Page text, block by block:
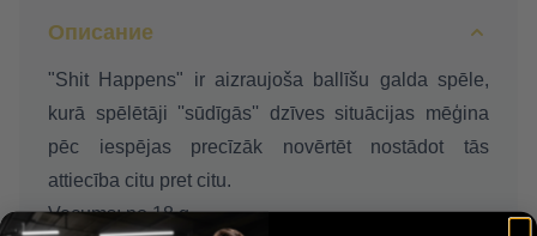
Описание
"Shit Happens" ir aizraujoša ballīšu galda spēle,
kurā spēlētāji ''sūdīgās'' dzīves situācijas mēģina
pēc iespējas precīzāk novērtēt nostādot tās
attiecība citu pret citu.
Vecums: no 18 g.